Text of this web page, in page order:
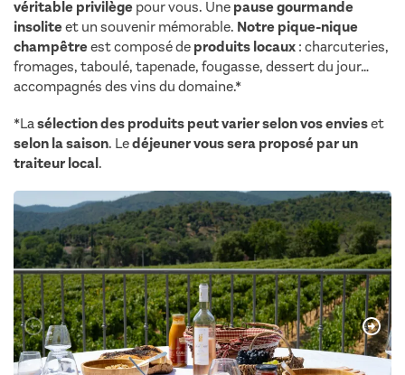
véritable privilègepour vous. Unepause gourmande
insoliteet un souvenir mémorable. Notre pique-nique
champêtreest composé deproduits locaux: charcuteries,
fromages, taboulé, tapenade, fougasse, dessert du jour…
accompagnés des vins du domaine.*
*Lasélection des produits peut varier selon vos envieset
selon la saison. Ledéjeuner vous sera proposé par un
traiteur local.